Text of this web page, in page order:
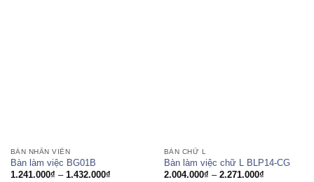
BÀN NHÂN VIÊN
Bàn làm việc BG01B
1.241.000₫ – 1.432.000₫Khoảng
BÀN CHỮ L
Bàn làm việc chữ L BLP14-CG
2.004.000₫ – 2.271.000₫Khoảng